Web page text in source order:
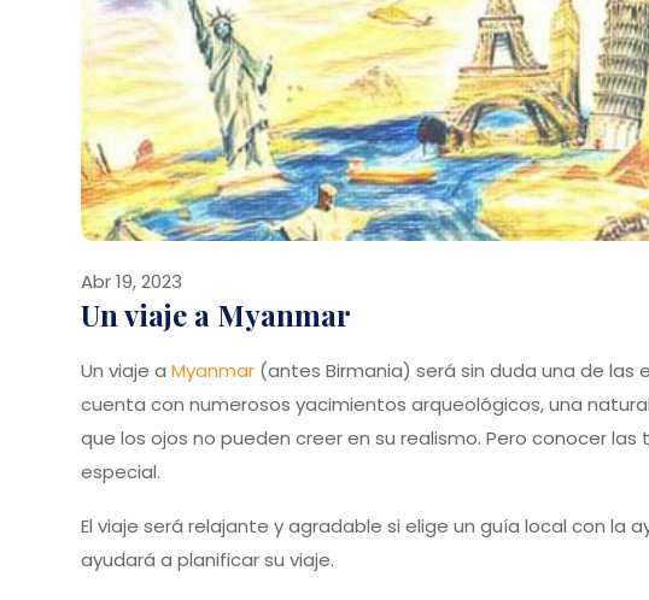
Abr 19, 2023
Un viaje a Myanmar
Un viaje a Myanmar (antes Birmania) será sin duda una de las
cuenta con numerosos yacimientos arqueológicos, una
que los ojos no pueden creer en su realismo. Pero conocer
especial.
El viaje será relajante y agradable si elige un guía local con la
ayudará a planificar su viaje.